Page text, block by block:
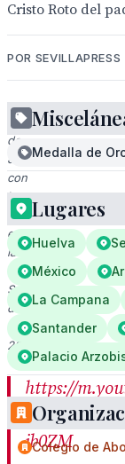
Cristo Roto del
POR SEVILLAPRESS
Estatua
de
Jesús
con
la
cruz
en
la
Semana
Santa
de
Sevilla,
2021.
https://
v=dPAHf-
jb0ZM
Medalla de
Lugares
Huelva
México
La Campana
Santander
Palacio
Colegio de